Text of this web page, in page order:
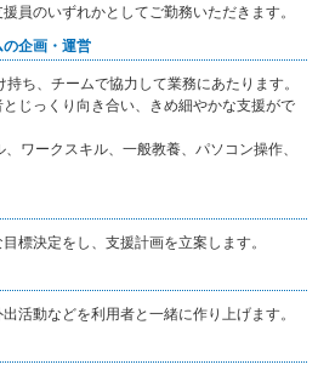
員のいずれかとしてご勤務いただきます。
企画・運営
ち、チームで協力して業務にあたります。
じっくり向き合い、きめ細やかな支援がで
ワークスキル、一般教養、パソコン操作、
標決定をし、支援計画を立案します。
活動などを利用者と一緒に作り上げます。